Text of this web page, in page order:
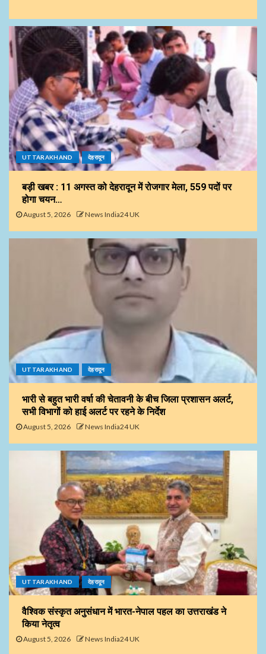
UTTARAKHAND देहरादून
बड़ी खबर : 11 अगस्त को देहरादून में रोजगार मेला, 559 पदों पर
होगा चयन…
August 5, 2026 News India24 UK
UTTARAKHAND देहरादून
भारी से बहुत भारी वर्षा की चेतावनी के बीच जिला प्रशासन अलर्ट,
सभी विभागों को हाई अलर्ट पर रहने के निर्देश
August 5, 2026 News India24 UK
UTTARAKHAND देहरादून
वैश्विक संस्कृत अनुसंधान में भारत-नेपाल पहल का उत्तराखंड ने
किया नेतृत्व
August 5, 2026 News India24 UK